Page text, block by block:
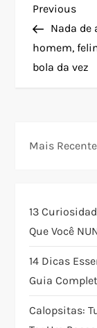
N
a
v
g
ç
ã
o
d
Previous
Post
Previous
Nada de
homem,
bola da vez
Mais
13
Que Você
14 Dicas
Guia
Calopsitas: